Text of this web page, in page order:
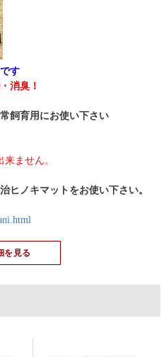
す
消臭！
飼育用にお使い下さい
ません。
ヒノキマットをお使い下さい。
を見る